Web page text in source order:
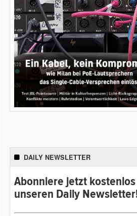
DAILY NEWSLETTER
Abonniere jetzt kostenlos
unseren Daily